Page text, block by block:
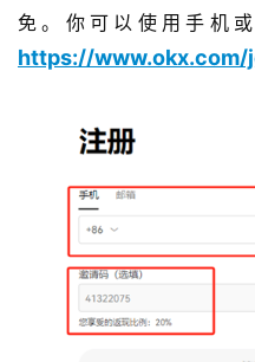
免。你可以使用手机
https://www.okx.com/